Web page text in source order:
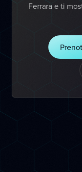
Ferrara e ti